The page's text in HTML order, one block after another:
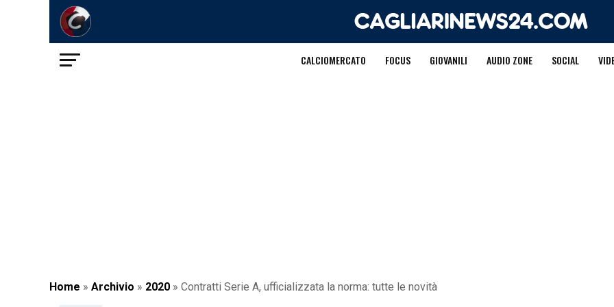
CALCIOMERCATO FOCUS GIOVANILI AUDIO ZONE SOCIAL
Home » Archivio » 2020 » Contratti Serie A, ufficializzata la norma: tutte le novità